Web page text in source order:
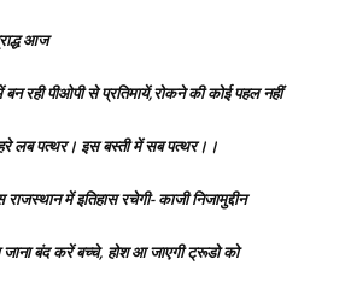
आज
बन रही पीओपी से प्रतिमायें,रोकने की कोई पहल नहीं
लब पत्थर। इस बस्ती में सब पत्थर।।
में इतिहास रचेगी- काजी निजामुद्दीन
जाना बंद करें बच्चे, होश आ जाएगी ट्रूडो को